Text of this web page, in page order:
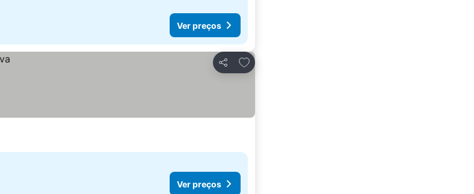
Ver preços
Partilhar
Adicionar aos favoritos
Ver preços